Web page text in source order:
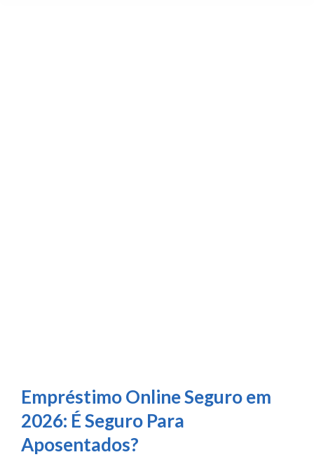
Empréstimo Online Seguro em
2026: É Seguro Para
Aposentados?